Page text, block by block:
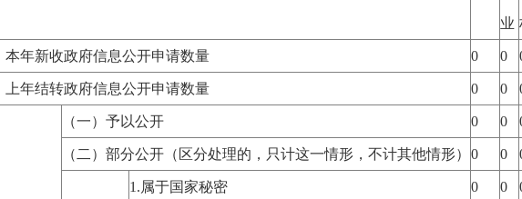
业
本年新收政府信息公开申请数量 0 0
上年结转政府信息公开申请数量 0 0
（一）予以公开 0 0
（二）部分公开（区分处理的，只计这一情形，不计其他情形） 0 0
1.属于国家秘密 0 0